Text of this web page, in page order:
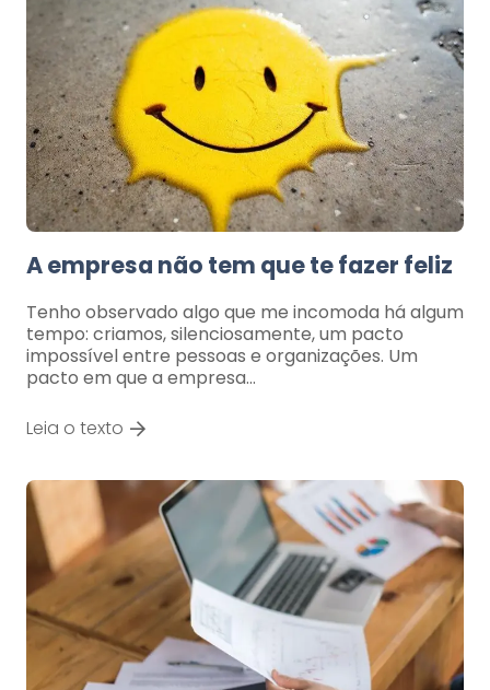
A empresa não tem que te fazer feliz
Tenho observado algo que me incomoda há algum
tempo: criamos, silenciosamente, um pacto
impossível entre pessoas e organizações. Um
pacto em que a empresa…
Leia o texto